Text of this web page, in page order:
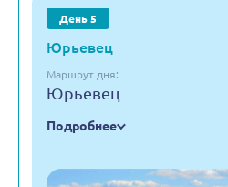
День 5
Юрьевец
Маршрут дня:
Юрьевец
Подробнее